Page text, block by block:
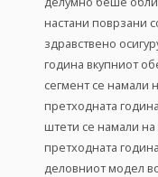
настани поврзани
здравствено
година вкупниот
сегмент се намали
претходната
штети се намали
претходната
деловниот модел